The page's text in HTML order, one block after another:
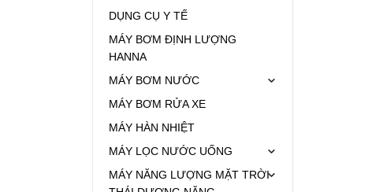
DỤNG CỤ Y TẾ
MÁY BƠM ĐỊNH LƯỢNG
HANNA
MÁY BƠM NƯỚC
MÁY BƠM RỬA XE
MÁY HÀN NHIỆT
MÁY LỌC NƯỚC UỐNG
MÁY NĂNG LƯỢNG MẶT TRỜI